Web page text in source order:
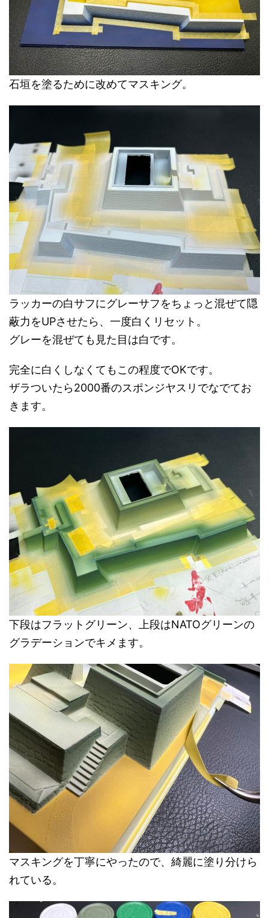
石垣を塗るために改めてマスキング。
ラッカーの白サフにグレーサフをちょっと混ぜて隠
蔽力をUPさせたら、一度白くリセット。
グレーを混ぜても見た目は白です。
完全に白くしなくてもこの程度でOKです。
ザラついたら2000番のスポンジヤスリでなでてお
きます。
下段はフラットグリーン、上段はNATOグリーンの
グラデーションでキメます。
マスキングを丁寧にやったので、綺麗に塗り分けら
れている。